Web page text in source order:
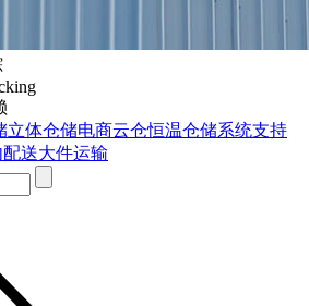
立体仓储电商云仓恒温仓储系统支持
送大件运输